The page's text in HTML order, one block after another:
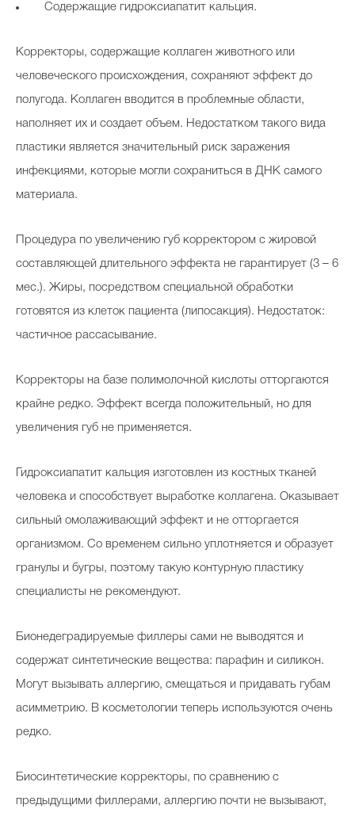
Содержащие гидроксиапатит кальция.
Корректоры, содержащие коллаген животного или
человеческого происхождения, сохраняют эффект до
полугода. Коллаген вводится в проблемные области,
наполняет их и создает объем. Недостатком такого вида
пластики является значительный риск заражения
инфекциями, которые могли сохраниться в ДНК самого
материала.
Процедура по увеличению губ корректором с жировой
составляющей длительного эффекта не гарантирует (3 – 6
мес.). Жиры, посредством специальной обработки
готовятся из клеток пациента (липосакция). Недостаток:
частичное рассасывание.
Корректоры на базе полимолочной кислоты отторгаются
крайне редко. Эффект всегда положительный, но для
увеличения губ не применяется.
Гидроксиапатит кальция изготовлен из костных тканей
человека и способствует выработке коллагена. Оказывает
сильный омолаживающий эффект и не отторгается
организмом. Со временем сильно уплотняется и образует
гранулы и бугры, поэтому такую контурную пластику
специалисты не рекомендуют.
Бионедеградируемые филлеры сами не выводятся и
содержат синтетические вещества: парафин и силикон.
Могут вызывать аллергию, смещаться и придавать губам
асимметрию. В косметологии теперь используются очень
редко.
Биосинтетические корректоры, по сравнению с
предыдущими филлерами, аллергию почти не вызывают,